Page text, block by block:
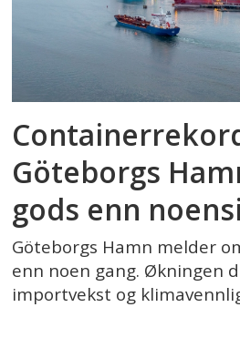
Göteborgs
gods enn
Göteborgs Hamn melder
enn noen gang. Økningen
importvekst og